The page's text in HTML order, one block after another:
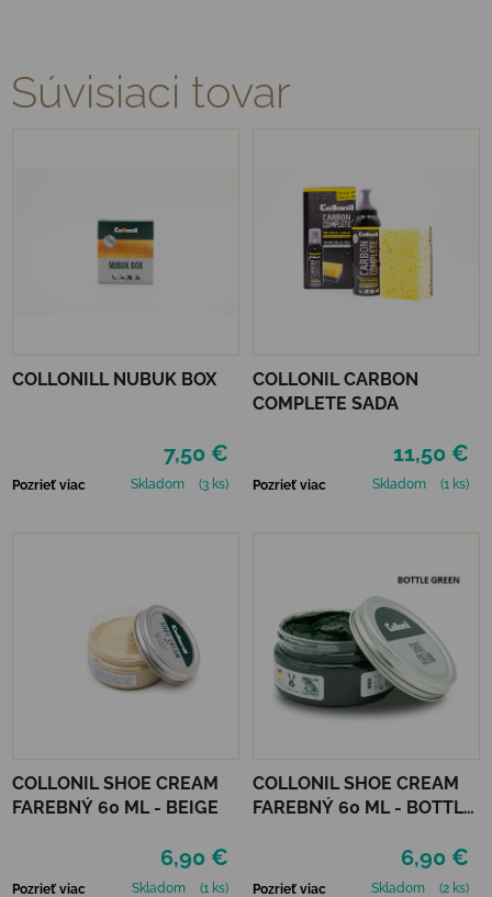
Súvisiaci tovar
COLLONILL NUBUK BOX
7,50 €
Pozrieť viac Skladom (3 ks)
COLLONIL CARBON
COMPLETE SADA
11,50 €
Pozrieť viac Skladom (1 ks)
COLLONIL SHOE CREAM
FAREBNÝ 60 ML - BEIGE
6,90 €
Pozrieť viac Skladom (1 ks)
COLLONIL SHOE CREAM
FAREBNÝ 60 ML - BOTTLE
6,90 €
Pozrieť viac Skladom (2 ks)